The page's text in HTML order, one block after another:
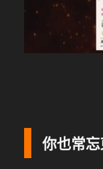
你也常忘